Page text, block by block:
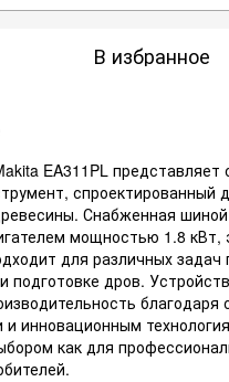
В избранное
EA311PL
спроектированный
Снабженная
мощностью 1.8 кВт,
для различных задач
подготовке дров.
благодаря
и инновационным
как для